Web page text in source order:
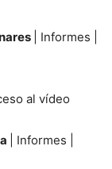
| Informes |
al vídeo
| Informes |